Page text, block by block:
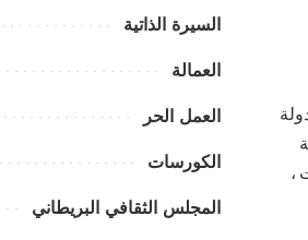
،
السيرة الذاتية
العمالة
العمل الحر
الكورسات
المجلس الثقافي البريطاني